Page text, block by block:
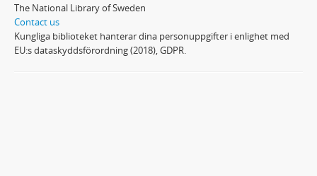
The National Library of Sweden
Contact us
Kungliga biblioteket hanterar dina personuppgifter i enlighet med
EU:s dataskyddsförordning (2018), GDPR.